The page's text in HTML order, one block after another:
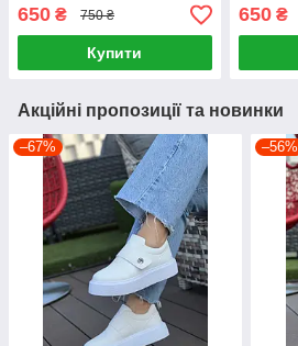
650 ₴ 750 ₴
Купити
650₴
Акційні пропозиції та новинки
–67% –56%